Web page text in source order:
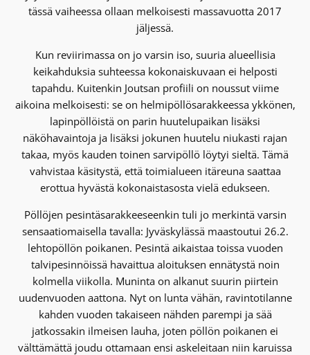
tässä vaiheessa ollaan melkoisesti massavuotta 2017
jäljessä.
Kun reviirimassa on jo varsin iso, suuria alueellisia
keikahduksia suhteessa kokonaiskuvaan ei helposti
tapahdu. Kuitenkin Joutsan profiili on noussut viime
aikoina melkoisesti: se on helmipöllösarakkeessa ykkönen,
lapinpöllöistä on parin huutelupaikan lisäksi
näköhavaintoja ja lisäksi jokunen huutelu niukasti rajan
takaa, myös kauden toinen sarvipöllö löytyi sieltä. Tämä
vahvistaa käsitystä, että toimialueen itäreuna saattaa
erottua hyvästä kokonaistasosta vielä edukseen.
Pöllöjen pesintäsarakkeeseenkin tuli jo merkintä varsin
sensaatiomaisella tavalla: Jyväskylässä maastoutui 26.2.
lehtopöllön poikanen. Pesintä aikaistaa toissa vuoden
talvipesinnöissä havaittua aloituksen ennätystä noin
kolmella viikolla. Muninta on alkanut suurin piirtein
uudenvuoden aattona. Nyt on lunta vähän, ravintotilanne
kahden vuoden takaiseen nähden parempi ja sää
jatkossakin ilmeisen lauha, joten pöllön poikanen ei
välttämättä joudu ottamaan ensi askeleitaan niin karuissa